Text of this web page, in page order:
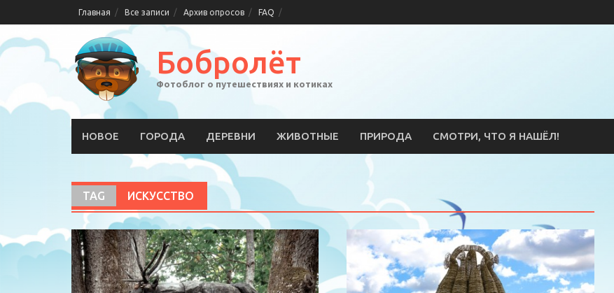
to
content
Главная Все записи Архив опросов FAQ
Бобролёт
Фотоблог о путешествиях и котиках
НОВОЕ ГОРОДА ДЕРЕВНИ ЖИВОТНЫЕ ПРИРОДА СМОТРИ, ЧТО Я НАШЁЛ!
TAG ИСКУССТВО